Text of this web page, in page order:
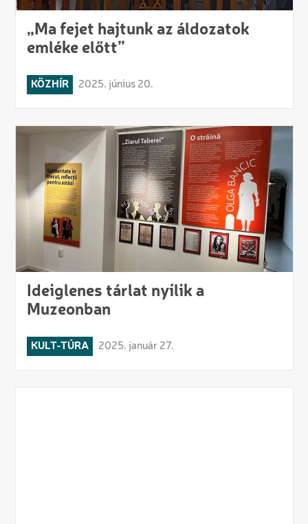
„Ma fejet hajtunk az áldozatok
emléke előtt”
KÖZHÍR 2025. június 20.
Ideiglenes tárlat nyílik a
Muzeonban
KULT-TÚRA 2025. január 27.